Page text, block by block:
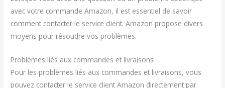
avec votre commande Amazon, il est essentiel de savoir
comment contacter le service client. Amazon propose divers
moyens pour résoudre vos problèmes.
Problèmes liés aux commandes et livraisons
Pour les problèmes liés aux commandes et livraisons, vous
pouvez contacter le service client Amazon directement par